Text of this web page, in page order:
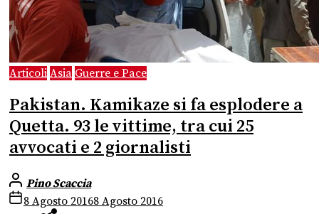
Articoli Asia Guerre e Pace
Pakistan. Kamikaze si fa esplodere a
Quetta. 93 le vittime, tra cui 25
avvocati e 2 giornalisti
Pino Scaccia
8 Agosto 20168 Agosto 2016